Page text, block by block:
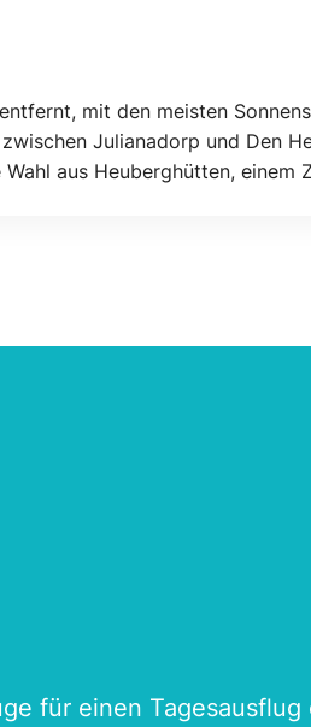
mit den meisten
Julianadorp und Den
aus Heuberghütten, einem
für einen Tagesausflug